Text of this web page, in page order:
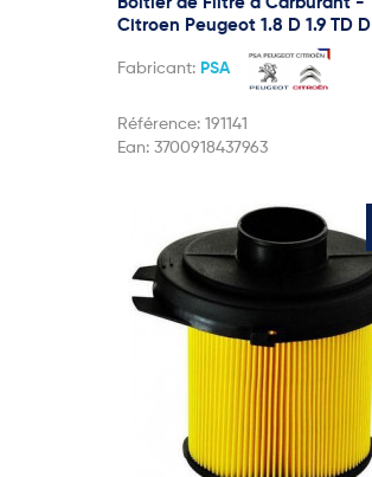
Citroen Peugeot 1.8 D 1.9 TD D
Fabricant: PSA
Référence: 191141
Ean: 3700918437963